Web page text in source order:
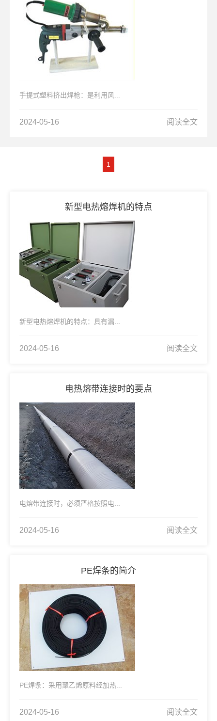
手提式塑料挤出焊枪：是利用风...
2024-05-16 阅读全文
1
新型电热熔焊机的特点
新型电热熔焊机的特点：具有漏...
2024-05-16 阅读全文
电热熔带连接时的要点
电熔带连接时，必须严格按照电...
2024-05-16 阅读全文
PE焊条的简介
PE焊条：采用聚乙烯原料经加热...
2024-05-16 阅读全文